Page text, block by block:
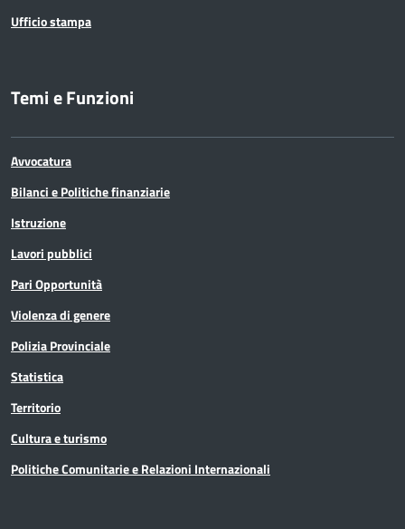
Ufficio stampa
Temi e Funzioni
Avvocatura
Bilanci e Politiche finanziarie
Istruzione
Lavori pubblici
Pari Opportunità
Violenza di genere
Polizia Provinciale
Statistica
Territorio
Cultura e turismo
Politiche Comunitarie e Relazioni Internazionali